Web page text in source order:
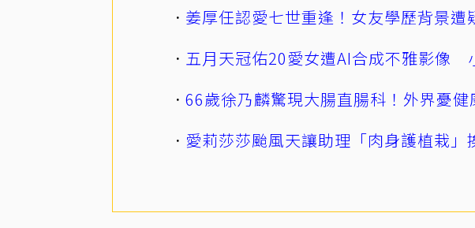
姜厚任認愛七世重逢！女友學歷背景
五月天冠佑20愛女遭AI合成不雅影像
66歲徐乃麟驚現大腸直腸科！外界憂
愛莉莎莎颱風天讓助理「肉身護植栽